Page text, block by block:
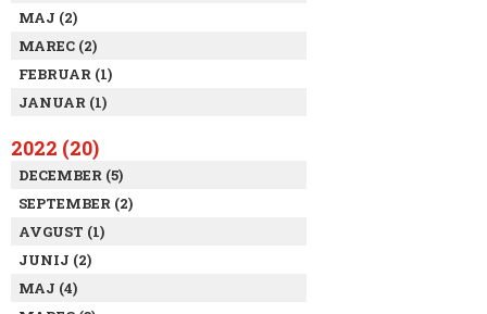
MAJ (2)
MAREC (2)
FEBRUAR (1)
JANUAR (1)
2022 (20)
DECEMBER (5)
SEPTEMBER (2)
AVGUST (1)
JUNIJ (2)
MAJ (4)